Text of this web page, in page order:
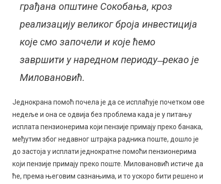
грађана општине Сокобања, кроз
реализацију великог броја инвестиција
које смо започели и које ћемо
завршити у наредном периоду ̶ рекао је
Миловановић.
Једнокрана помоћ почела је да се исплаћује почетком ове
недеље и она се одвија без проблема када је у питању
исплата пензионерима који пензије примају преко банака,
међутим због недавног штрајка радника поште, дошло је
до застоја у исплати једнократне помоћи пензионерима
који пензије примају преко поште. Миловановић истиче да
ће, према његовим сазнањима, и то ускоро бити решено и